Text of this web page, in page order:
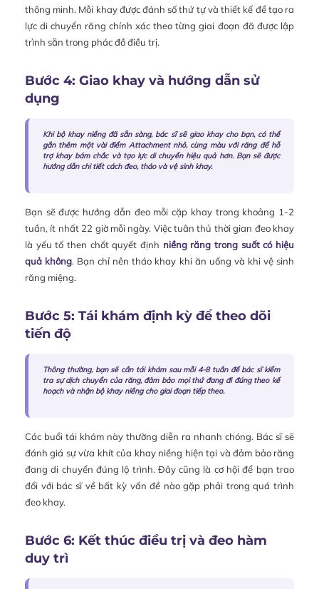
thông minh. Mỗi khay được đánh số thứ tự và thiết kế để tạo ra
lực di chuyển răng chính xác theo từng giai đoạn đã được lập
trình sẵn trong phác đồ điều trị.
Bước 4: Giao khay và hướng dẫn sử
dụng
Khi bộ khay niềng đã sẵn sàng, bác sĩ sẽ giao khay cho bạn, có thể
gắn thêm một vài điểm Attachment nhỏ, cùng màu với răng để hỗ
trợ khay bám chắc và tạo lực di chuyển hiệu quả hơn. Bạn sẽ được
hướng dẫn chi tiết cách đeo, tháo và vệ sinh khay.
Bạn sẽ được hướng dẫn đeo mỗi cặp khay trong khoảng 1-2
tuần, ít nhất 22 giờ mỗi ngày. Việc tuân thủ thời gian đeo khay
là yếu tố then chốt quyết định niềng răng trong suốt có hiệu
quả không. Bạn chỉ nên tháo khay khi ăn uống và khi vệ sinh
răng miệng.
Bước 5: Tái khám định kỳ để theo dõi
tiến độ
Thông thường, bạn sẽ cần tái khám sau mỗi 4-8 tuần để bác sĩ kiểm
tra sự dịch chuyển của răng, đảm bảo mọi thứ đang đi đúng theo kế
hoạch và nhận bộ khay niềng cho giai đoạn tiếp theo.
Các buổi tái khám này thường diễn ra nhanh chóng. Bác sĩ sẽ
đánh giá sự vừa khít của khay niềng hiện tại và đảm bảo răng
đang di chuyển đúng lộ trình. Đây cũng là cơ hội để bạn trao
đổi với bác sĩ về bất kỳ vấn đề nào gặp phải trong quá trình
đeo khay.
Bước 6: Kết thúc điều trị và đeo hàm
duy trì